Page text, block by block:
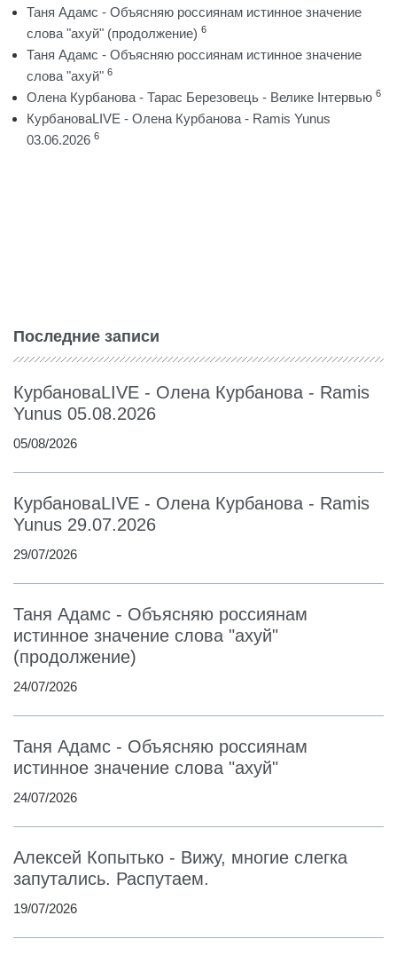
Таня Адамс - Объясняю россиянам истинное значение
слова "ахуй" (продолжение) 6
Таня Адамс - Объясняю россиянам истинное значение
слова "ахуй" 6
Олена Курбанова - Тарас Березовець - Велике Інтервью 6
КурбановаLIVE - Олена Курбанова - Ramis Yunus
03.06.2026 6
Последние записи
КурбановаLIVE - Олена Курбанова - Ramis
Yunus 05.08.2026
05/08/2026
КурбановаLIVE - Олена Курбанова - Ramis
Yunus 29.07.2026
29/07/2026
Таня Адамс - Объясняю россиянам
истинное значение слова "ахуй"
(продолжение)
24/07/2026
Таня Адамс - Объясняю россиянам
истинное значение слова "ахуй"
24/07/2026
Алексей Копытько - Вижу, многие слегка
запутались. Распутаем.
19/07/2026